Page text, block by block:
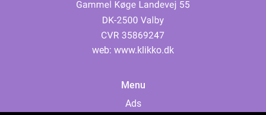
web: www.klikko.dk
Menu
Ads